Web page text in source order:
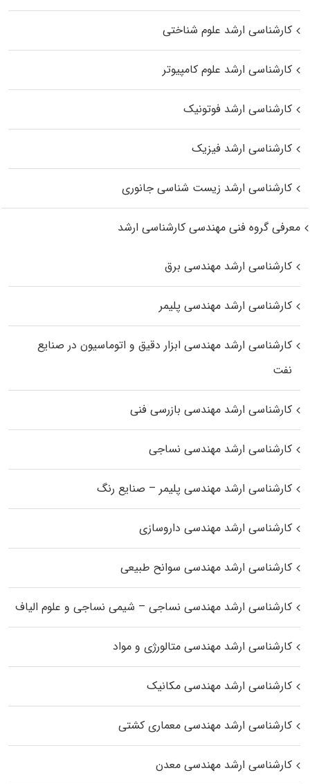
کارشناسی ارشد علوم شناختی
کارشناسی ارشد علوم کامپیوتر
کارشناسی ارشد فوتونیک
کارشناسی ارشد فیزیک
کارشناسی ارشد زیست‌ شناسی جانوری
معرفی گروه فنی مهندسی کارشناسی ارشد
کارشناسی ارشد مهندسی برق
کارشناسی ارشد مهندسی پلیمر
کارشناسی ارشد مهندسی ابزار دقیق و اتوماسیون در صنایع
نفت
کارشناسی ارشد مهندسی بازرسی فنی
کارشناسی ارشد مهندسی نساجی
کارشناسی ارشد مهندسی پلیمر – صنایع رنگ
کارشناسی ارشد مهندسی داروسازی
کارشناسی ارشد مهندسی سوانح طبیعی
کارشناسی ارشد مهندسی نساجی – شیمی نساجی و علوم الیاف
کارشناسی ارشد مهندسی متالورژی و مواد
کارشناسی ارشد مهندسی مکانیک
کارشناسی ارشد مهندسی معماری کشتی
کارشناسی ارشد مهندسی معدن